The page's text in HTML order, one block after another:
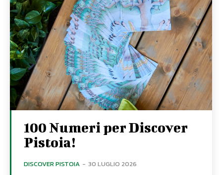
100 Numeri per Discover
Pistoia!
DISCOVER PISTOIA - 30 LUGLIO 2026